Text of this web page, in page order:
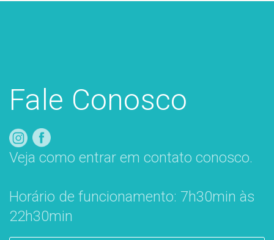
Fale Conosco
Veja como entrar em contato conosco.
Horário de funcionamento: 7h30min às
22h30min